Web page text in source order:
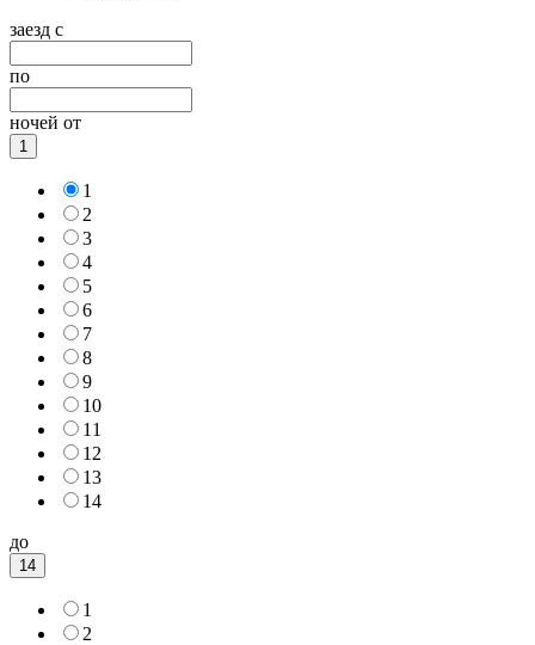
заезд с
по
ночей от
1
1
2
3
4
5
6
7
8
9
10
11
12
13
14
до
14
1
2